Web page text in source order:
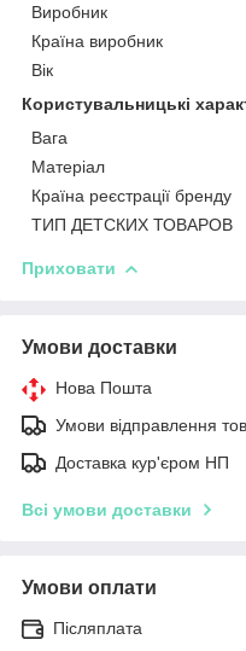
Виробник
Країна виробник
Вік
Користувальницькі
Вага
Матеріал
Країна реєстрації бренду
ТИП ДЕТСКИХ ТОВАРОВ
Приховати
Умови доставки
Нова Пошта
Умови відправлення
Доставка кур'єром НП
Всі умови доставки
Умови оплати
Післяплата